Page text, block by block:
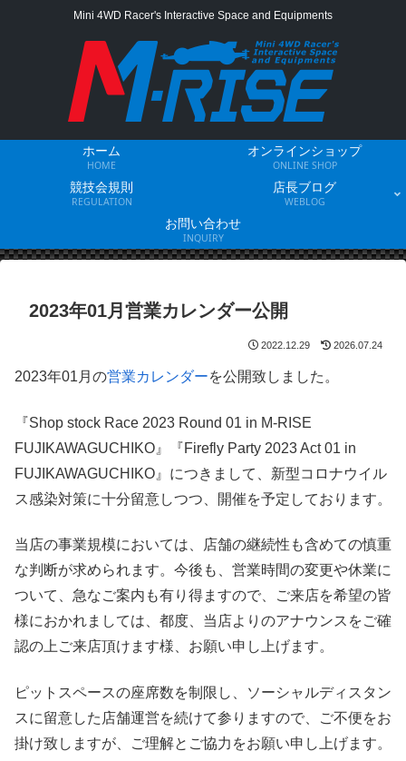
Mini 4WD Racer's Interactive Space and Equipments
ホーム
HOME
オンラインショップ
ONLINE SHOP
競技会規則
REGULATION
店長ブログ
WEBLOG
お問い合わせ
INQUIRY
2023年01月営業カレンダー公開
2022.12.29 2026.07.24
2023年01月の営業カレンダーを公開致しました。
『Shop stock Race 2023 Round 01 in M-RISE
FUJIKAWAGUCHIKO』『Firefly Party 2023 Act 01 in
FUJIKAWAGUCHIKO』につきまして、新型コロナウイル
ス感染対策に十分留意しつつ、開催を予定しております。
当店の事業規模においては、店舗の継続性も含めての慎重
な判断が求められます。今後も、営業時間の変更や休業に
ついて、急なご案内も有り得ますので、ご来店を希望の皆
様におかれましては、都度、当店よりのアナウンスをご確
認の上ご来店頂けます様、お願い申し上げます。
ピットスペースの座席数を制限し、ソーシャルディスタン
スに留意した店舗運営を続けて参りますので、ご不便をお
掛け致しますが、ご理解とご協力をお願い申し上げます。